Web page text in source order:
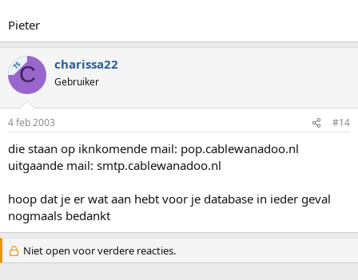
Pieter
TSC charissa22
Gebruiker
4 feb 2003 #14
die staan op iknkomende mail: pop.cablewanadoo.nl
uitgaande mail: smtp.cablewanadoo.nl
hoop dat je er wat aan hebt voor je database in ieder geval
nogmaals bedankt
Niet open voor verdere reacties.